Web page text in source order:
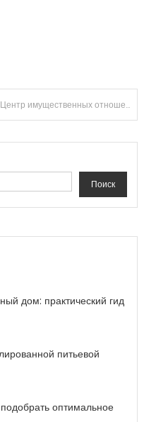
Центр имущественных отношений Гарант
Поиск
дом: практический гид
питьевой
оптимальное